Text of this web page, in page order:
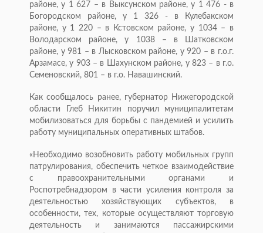
районе, у 1 627 – в Выксунском районе, у 1 476 - в
Богородском районе, у 1 326 - в Кулебакском
районе, у 1 220 – в Кстовском районе, у 1034 – в
Володарском районе, у 1038 – в Шатковском
районе, у 981 – в Лысковском районе, у 920 – в г.о.г.
Арзамасе, у 903 – в Шахунском районе, у 823 – в г.о.
Семеновский, 801 – в г.о. Навашинский.
Как сообщалось ранее, губернатор Нижегородской
области Глеб Никитин поручил муниципалитетам
мобилизоваться для борьбы с пандемией и усилить
работу муниципальных оперативных штабов.
«Необходимо возобновить работу мобильных групп
патрулирования, обеспечить четкое взаимодействие
с правоохранительными органами и
Роспотребнадзором в части усиления контроля за
деятельностью хозяйствующих субъектов, в
особенности, тех, которые осуществляют торговую
деятельность и занимаются пассажирскими